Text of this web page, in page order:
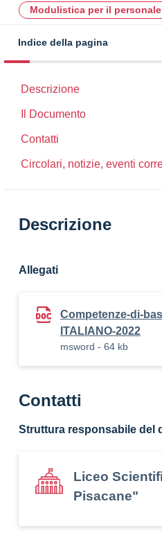
Modulistica per il
Indice della pagina
Descrizione
Il Documento
Contatti
Circolari, notizie, eventi
Descrizione
Allegati
Competenze-di-
ITALIANO-2022
msword - 64 kb
Contatti
Struttura responsabile del
Liceo
Pisacane"